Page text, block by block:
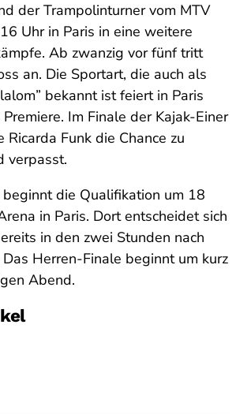
der Trampolinturner vom MTV
Uhr in Paris in eine weitere
Ab zwanzig vor fünf tritt
an. Die Sportart, die auch als
bekannt ist feiert in Paris
Im Finale der Kajak-Einer
Ricarda Funk die Chance zu
verpasst.
beginnt die Qualifikation um 18
in Paris. Dort entscheidet sich
in den zwei Stunden nach
Herren-Finale beginnt um kurz
Abend.